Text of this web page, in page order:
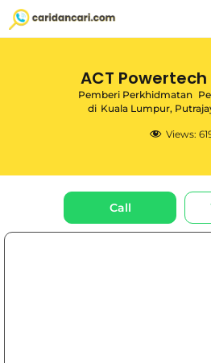
ACT
Pemberi Perkhidmatan
di Kuala Lumpur,
Views:
Call